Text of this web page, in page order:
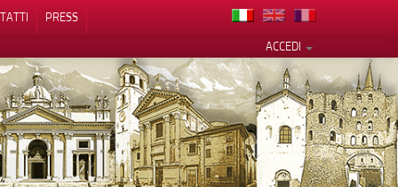
PRESS
ACCEDI